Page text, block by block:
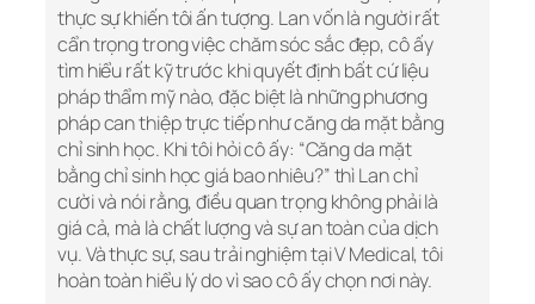
thực sự khiến tôi ấn tượng. Lan vốn là người rất
cẩn trọng trong việc chăm sóc sắc đẹp, cô ấy
tìm hiểu rất kỹ trước khi quyết định bất cứ liệu
pháp thẩm mỹ nào, đặc biệt là những phương
pháp can thiệp trực tiếp như căng da mặt bằng
chỉ sinh học. Khi tôi hỏi cô ấy: “Căng da mặt
bằng chỉ sinh học giá bao nhiêu?” thì Lan chỉ
cười và nói rằng, điều quan trọng không phải là
giá cả, mà là chất lượng và sự an toàn của dịch
vụ. Và thực sự, sau trải nghiệm tại V Medical, tôi
hoàn toàn hiểu lý do vì sao cô ấy chọn nơi này.